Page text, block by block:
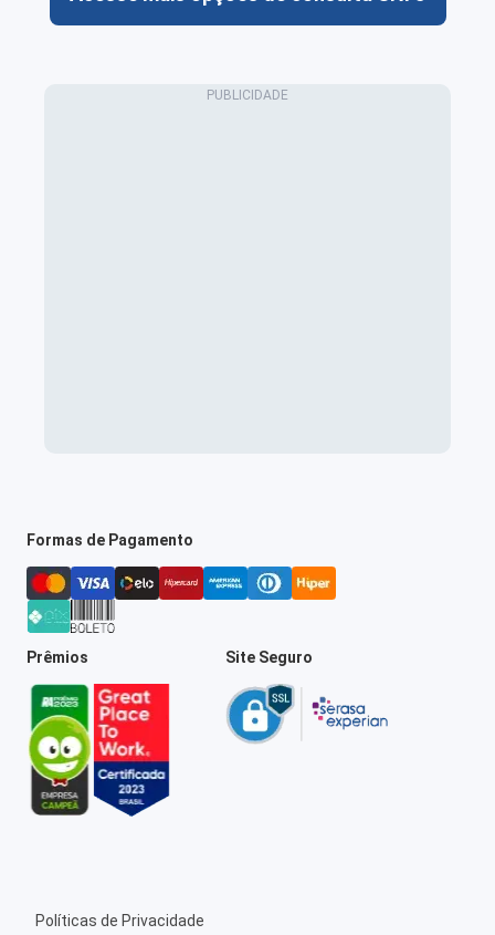
Formas de Pagamento
Prêmios Site Seguro
Políticas de Privacidade